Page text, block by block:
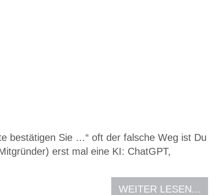
bestätigen Sie …“ oft der falsche Weg ist Du
erst mal eine KI: ChatGPT,
WEITER LESEN...